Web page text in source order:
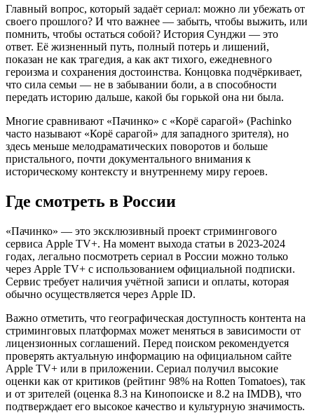
Главный вопрос, который задаёт сериал: можно ли убежать от
своего прошлого? И что важнее — забыть, чтобы выжить, или
помнить, чтобы остаться собой? История Сунджи — это
ответ. Её жизненный путь, полный потерь и лишений,
показан не как трагедия, а как акт тихого, ежедневного
героизма и сохранения достоинства. Концовка подчёркивает,
что сила семьи — не в забывании боли, а в способности
передать историю дальше, какой бы горькой она ни была.
Многие сравнивают «Пачинко» с «Корё сарагой» (Pachinko
часто называют «Корё сарагой» для западного зрителя), но
здесь меньше мелодраматических поворотов и больше
пристального, почти документального внимания к
историческому контексту и внутреннему миру героев.
Где смотреть в России
«Пачинко» — это эксклюзивный проект стримингового
сервиса Apple TV+. На момент выхода статьи в 2023-2024
годах, легально посмотреть сериал в России можно только
через Apple TV+ с использованием официальной подписки.
Сервис требует наличия учётной записи и оплаты, которая
обычно осуществляется через Apple ID.
Важно отметить, что географическая доступность контента на
стриминговых платформах может меняться в зависимости от
лицензионных соглашений. Перед поиском рекомендуется
проверять актуальную информацию на официальном сайте
Apple TV+ или в приложении. Сериал получил высокие
оценки как от критиков (рейтинг 98% на Rotten Tomatoes), так
и от зрителей (оценка 8.3 на Кинопоиске и 8.2 на IMDB), что
подтверждает его высокое качество и культурную значимость.